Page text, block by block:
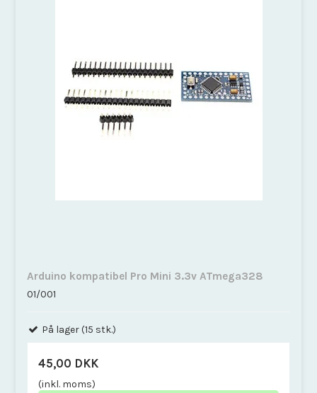
Arduino kompatibel Pro Mini 3.3v ATmega328
01/001
På lager (15 stk.)
45,00 DKK
(inkl. moms)